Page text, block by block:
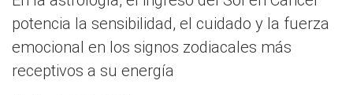
potencia la sensibilidad, el cuidado y la fuerza
emocional en los signos zodiacales más
receptivos a su energía